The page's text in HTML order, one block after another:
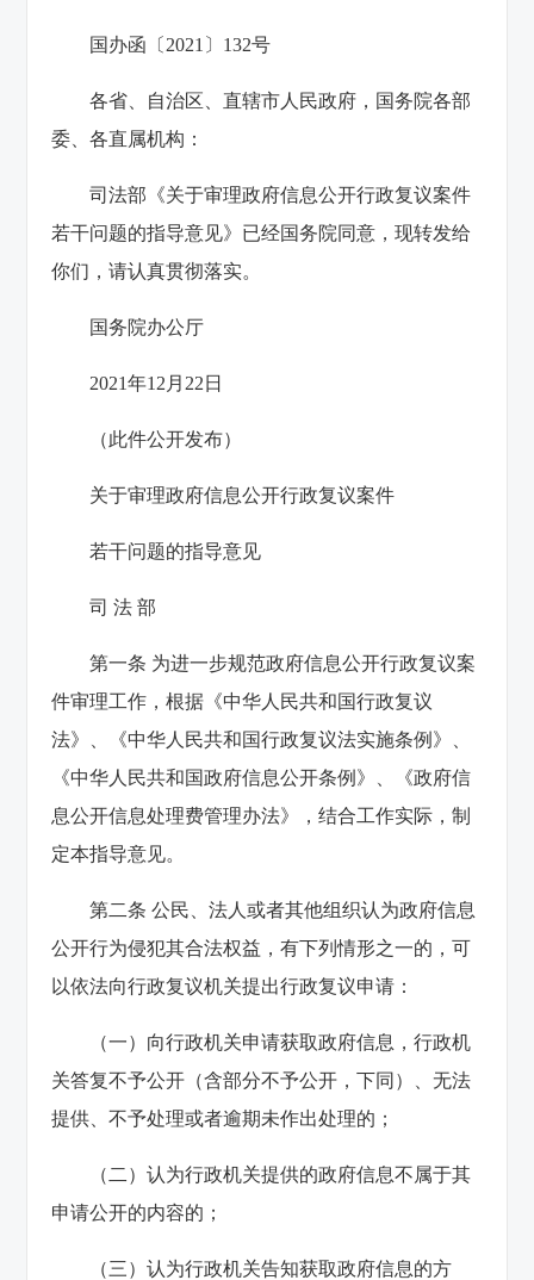
国办函〔2021〕132号
各省、自治区、直辖市人民政府，国务院各部
委、各直属机构：
司法部《关于审理政府信息公开行政复议案件
若干问题的指导意见》已经国务院同意，现转发给
你们，请认真贯彻落实。
国务院办公厅
2021年12月22日
（此件公开发布）
关于审理政府信息公开行政复议案件
若干问题的指导意见
司 法 部
第一条 为进一步规范政府信息公开行政复议案
件审理工作，根据《中华人民共和国行政复议
法》、《中华人民共和国行政复议法实施条例》、
《中华人民共和国政府信息公开条例》、《政府信
息公开信息处理费管理办法》，结合工作实际，制
定本指导意见。
第二条 公民、法人或者其他组织认为政府信息
公开行为侵犯其合法权益，有下列情形之一的，可
以依法向行政复议机关提出行政复议申请：
（一）向行政机关申请获取政府信息，行政机
关答复不予公开（含部分不予公开，下同）、无法
提供、不予处理或者逾期未作出处理的；
（二）认为行政机关提供的政府信息不属于其
申请公开的内容的；
（三）认为行政机关告知获取政府信息的方